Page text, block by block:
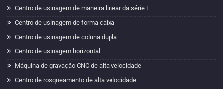
Centro de usinagem de maneira linear da série L
Centro de usinagem de forma caixa
Centro de usinagem de coluna dupla
Centro de usinagem horizontal
Máquina de gravação CNC de alta velocidade
Centro de rosqueamento de alta velocidade